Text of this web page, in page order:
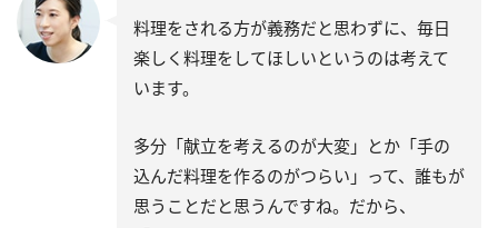
料理をされる方が義務だと思わずに、毎日
楽しく料理をしてほしいというのは考えて
います。
多分「献立を考えるのが大変」とか「手の
込んだ料理を作るのがつらい」って、誰もが
思うことだと思うんですね。だから、